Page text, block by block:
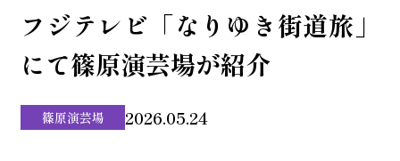
公演地情報
フジテレビ「なりゆき街道旅」
にて篠原演芸場が紹介
篠原演芸場 2026.05.24